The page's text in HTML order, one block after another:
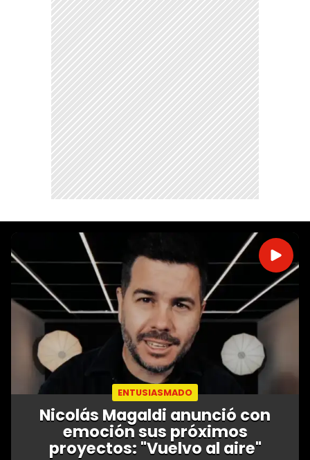
ENTUSIASMADO
Nicolás Magaldi anunció con
emoción sus próximos
proyectos: "Vuelvo al aire"